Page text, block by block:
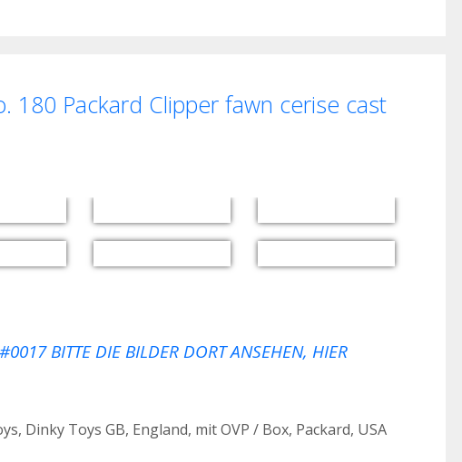
180 Packard Clipper fawn cerise cast
BITTE DIE BILDER DORT ANSEHEN, HIER
, Dinky Toys GB, England, mit OVP / Box, Packard, USA